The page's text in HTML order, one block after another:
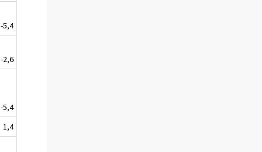
-5,4
-2,6
-5,4
1,4